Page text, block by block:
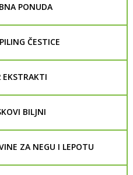
PONUDA
ČESTICE
EKSTRAKTI
BILJNI
ZA NEGU I LEPOTU